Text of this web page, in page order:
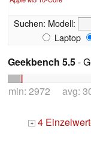
Suchen: Modell:
Laptop
Geekbench 5.5-
min: 2972 avg:
+ 4